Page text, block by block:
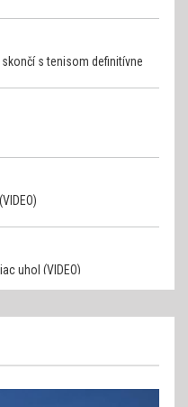
s tenisom definitívne
uhol (VIDEO)